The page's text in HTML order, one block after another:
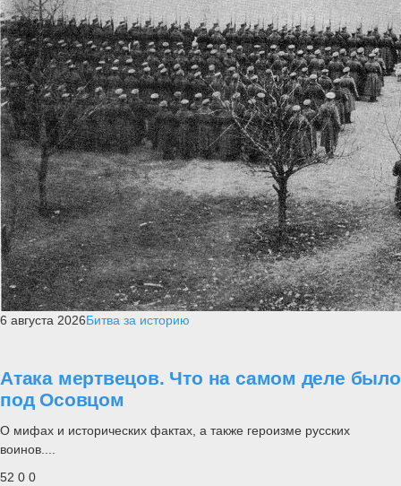
6 августа 2026Битва за историю
Атака мертвецов. Что на самом деле было
под Осовцом
О мифах и исторических фактах, а также героизме русских
воинов....
52 0 0